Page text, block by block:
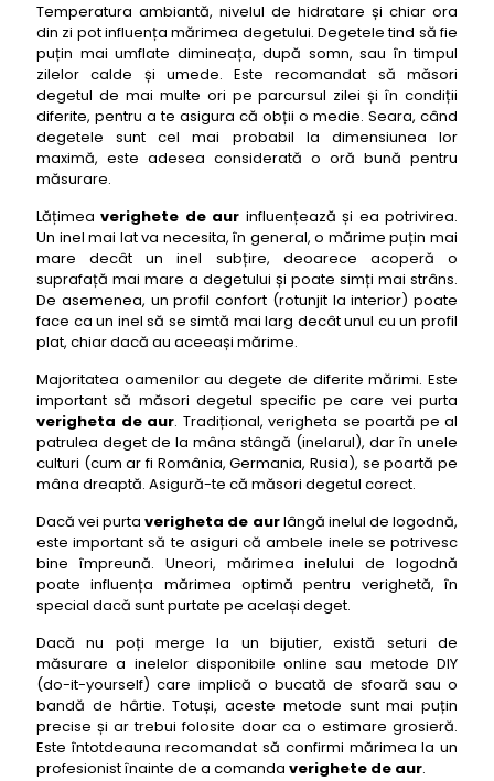
Temperatura ambiantă, nivelul de hidratare și chiar ora
din zi pot influența mărimea degetului. Degetele tind să fie
puțin mai umflate dimineața, după somn, sau în timpul
zilelor calde și umede. Este recomandat să măsori
degetul de mai multe ori pe parcursul zilei și în condiții
diferite, pentru a te asigura că obții o medie. Seara, când
degetele sunt cel mai probabil la dimensiunea lor
maximă, este adesea considerată o oră bună pentru
măsurare.
Lățimeaverighete de aur influențează și ea potrivirea.
Un inel mai lat va necesita, în general, o mărime puțin mai
mare decât un inel subțire, deoarece acoperă o
suprafață mai mare a degetului și poate simți mai strâns.
De asemenea, un profil confort (rotunjit la interior) poate
face ca un inel să se simtă mai larg decât unul cu un profil
plat, chiar dacă au aceeași mărime.
Majoritatea oamenilor au degete de diferite mărimi. Este
important să măsori degetul specific pe care vei purta
verigheta de aur. Tradițional, verigheta se poartă pe al
patrulea deget de la mâna stângă (inelarul), dar în unele
culturi (cum ar fi România, Germania, Rusia), se poartă pe
mâna dreaptă. Asigură-te că măsori degetul corect.
Dacă vei purtaverigheta de aurlângă inelul de logodnă,
este important să te asiguri că ambele inele se potrivesc
bine împreună. Uneori, mărimea inelului de logodnă
poate influența mărimea optimă pentru verighetă, în
special dacă sunt purtate pe același deget.
Dacă nu poți merge la un bijutier, există seturi de
măsurare a inelelor disponibile online sau metode DIY
(do-it-yourself) care implică o bucată de sfoară sau o
bandă de hârtie. Totuși, aceste metode sunt mai puțin
precise și ar trebui folosite doar ca o estimare grosieră.
Este întotdeauna recomandat să confirmi mărimea la un
profesionist înainte de a comanda verighete de aur.